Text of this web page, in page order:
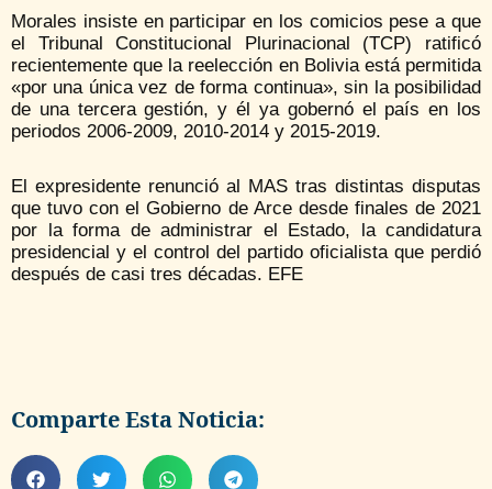
Morales insiste en participar en los comicios pese a que
el Tribunal Constitucional Plurinacional (TCP) ratificó
recientemente que la reelección en Bolivia está permitida
«por una única vez de forma continua», sin la posibilidad
de una tercera gestión, y él ya gobernó el país en los
periodos 2006-2009, 2010-2014 y 2015-2019.
El expresidente renunció al MAS tras distintas disputas
que tuvo con el Gobierno de Arce desde finales de 2021
por la forma de administrar el Estado, la candidatura
presidencial y el control del partido oficialista que perdió
después de casi tres décadas. EFE
Comparte Esta Noticia: